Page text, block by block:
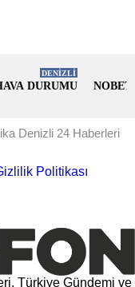
DURUMU
DENİZLİ
Denizli 24 Haberleri
Politikası
Türkiye Gündemi ve